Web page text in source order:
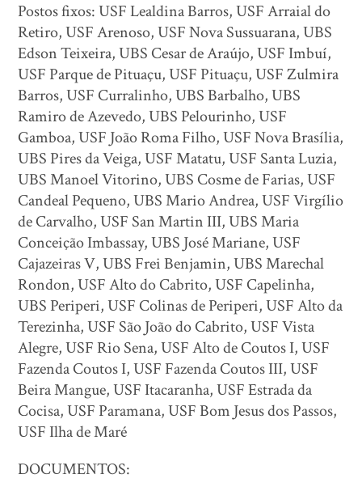
Postos fixos: USF Lealdina Barros, USF Arraial do
Retiro, USF Arenoso, USF Nova Sussuarana, UBS
Edson Teixeira, UBS Cesar de Araújo, USF Imbuí,
USF Parque de Pituaçu, USF Pituaçu, USF Zulmira
Barros, USF Curralinho, UBS Barbalho, UBS
Ramiro de Azevedo, UBS Pelourinho, USF
Gamboa, USF João Roma Filho, USF Nova Brasília,
UBS Pires da Veiga, USF Matatu, USF Santa Luzia,
UBS Manoel Vitorino, UBS Cosme de Farias, USF
Candeal Pequeno, UBS Mario Andrea, USF Virgílio
de Carvalho, USF San Martin III, UBS Maria
Conceição Imbassay, UBS José Mariane, USF
Cajazeiras V, UBS Frei Benjamin, UBS Marechal
Rondon, USF Alto do Cabrito, USF Capelinha,
UBS Periperi, USF Colinas de Periperi, USF Alto da
Terezinha, USF São João do Cabrito, USF Vista
Alegre, USF Rio Sena, USF Alto de Coutos I, USF
Fazenda Coutos I, USF Fazenda Coutos III, USF
Beira Mangue, USF Itacaranha, USF Estrada da
Cocisa, USF Paramana, USF Bom Jesus dos Passos,
USF Ilha de Maré
DOCUMENTOS: